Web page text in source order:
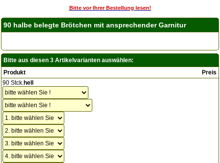
Bitte vor Ihrer Bestellung lesen!
90 halbe belegte Brötchen mit ansprechender Garnitur
Bitte aus diesen 3 Artikelvarianten auswählen:
Produkt
Preis
90 Stck.hell